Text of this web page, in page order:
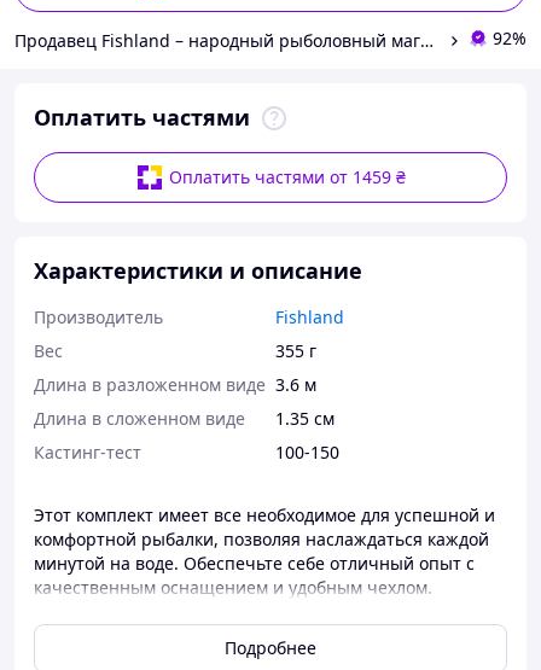
Продавец Fishland – народный рыболовный магазин. Здесь пахнет рыбаком и хорошим отдыхом 92%
Оплатить частями
Оплатить частями от 1459 ₴
Характеристики и описание
Производитель
Fishland
Вес
355 г
Длина в разложенном виде 3.6 м
Длина в сложенном виде
1.35 см
Кастинг-тест
100-150
Этот комплект имеет все необходимое для успешной и
комфортной рыбалки, позволяя наслаждаться каждой
минутой на воде. Обеспечьте себе отличный опыт с
качественным оснащением и удобным чехлом.
В комплекте:
Карповое удилище Fishing Roi Dynamic 3.6
Подробнее